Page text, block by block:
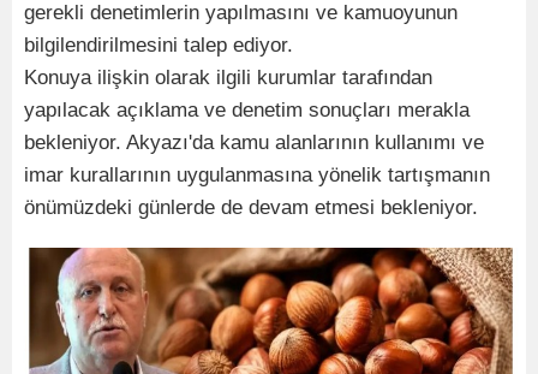
gerekli denetimlerin yapılmasını ve kamuoyunun
bilgilendirilmesini talep ediyor.
Konuya ilişkin olarak ilgili kurumlar tarafından
yapılacak açıklama ve denetim sonuçları merakla
bekleniyor. Akyazı'da kamu alanlarının kullanımı ve
imar kurallarının uygulanmasına yönelik tartışmanın
önümüzdeki günlerde de devam etmesi bekleniyor.